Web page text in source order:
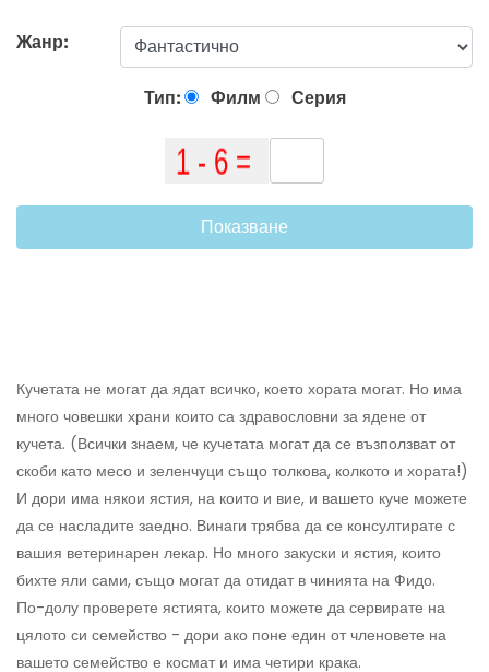
Жанр:
Тип: Филм Серия
Показване
Кучетата не могат да ядат всичко, което хората могат. Но има
много човешки храни които са здравословни за ядене от
кучета. (Всички знаем, че кучетата могат да се възползват от
скоби като месо и зеленчуци също толкова, колкото и хората!)
И дори има някои ястия, на които и вие, и вашето куче можете
да се насладите заедно. Винаги трябва да се консултирате с
вашия ветеринарен лекар. Но много закуски и ястия, които
бихте яли сами, също могат да отидат в чинията на Фидо.
По-долу проверете ястията, които можете да сервирате на
цялото си семейство - дори ако поне един от членовете на
вашето семейство е космат и има четири крака.